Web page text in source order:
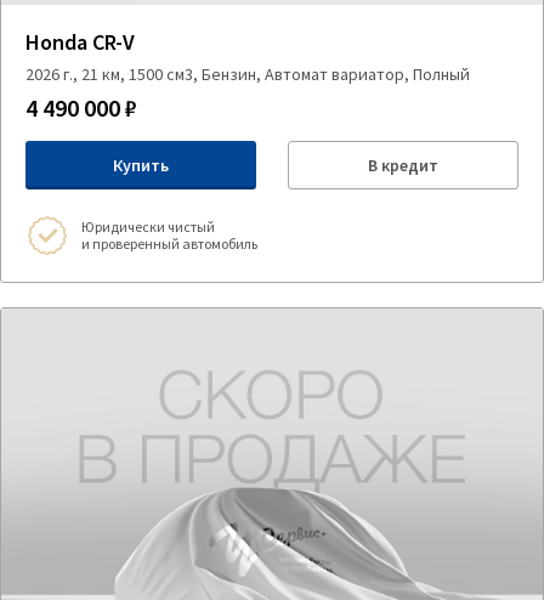
Honda CR-V
2026 г., 21 км, 1500 см3, Бензин, Автомат вариатор, Полный
4 490 000 ₽
Купить В кредит
Юридически чистый
и проверенный автомобиль